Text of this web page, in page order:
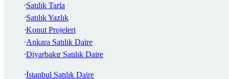
Satılık Tarla
Satılık Yazlık
Konut Projeleri
Ankara Satılık Daire
Diyarbakır Satılık Daire
İstanbul Satılık Daire